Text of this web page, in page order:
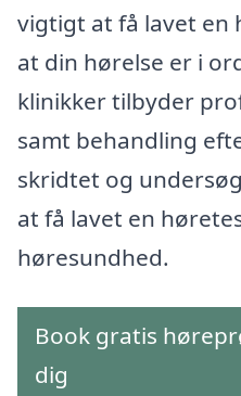
vigtigt at få lavet en
at din hørelse er i
klinikker tilbyder
samt behandling
skridtet og
at få lavet en
høresundhed.
Book gratis
dig